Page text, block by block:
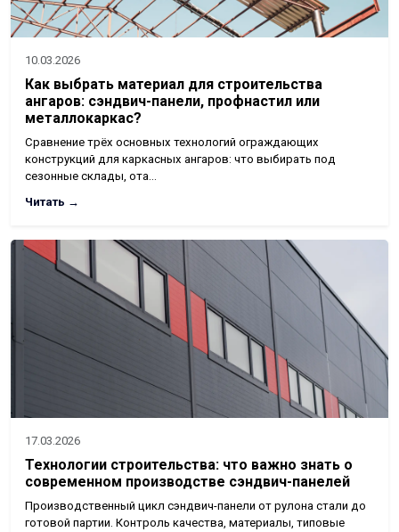
10.03.2026
Как выбрать материал для строительства
ангаров: сэндвич-панели, профнастил или
металлокаркас?
Сравнение трёх основных технологий ограждающих
конструкций для каркасных ангаров: что выбирать под
сезонные склады, ота…
Читать →
17.03.2026
Технологии строительства: что важно знать о
современном производстве сэндвич-панелей
Производственный цикл сэндвич-панели от рулона стали до
готовой партии. Контроль качества, материалы, типовые